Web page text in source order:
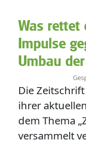
Was rettet
Impulse
Umbau
Die Zeitschrift
ihrer
dem Thema
versammelt